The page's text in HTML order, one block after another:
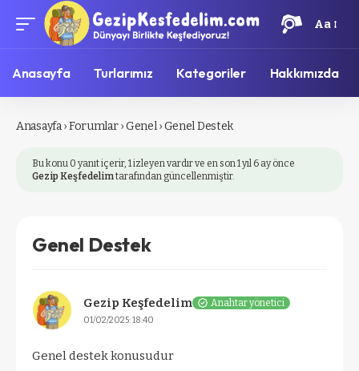
Aa
Anasayfa Turlarımız Kategoriler Hakkımızda
Anasayfa›Forumlar›Genel ›Genel Destek
Bu konu 0 yanıt içerir, 1 izleyen vardır ve en son1 yıl 6 ay önce
Gezip Keşfedelimtarafından güncellenmiştir.
Genel Destek
Gezip Keşfedelim Anahtar yönetici
01/02/2025: 18:40
Genel destek konusudur